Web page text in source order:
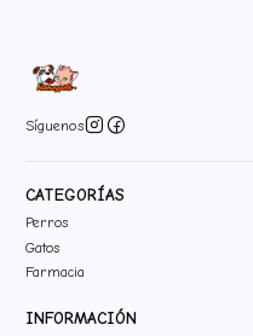
Síguenos
CATEGORÍAS
Perros
Gatos
Farmacia
INFORMACIÓN